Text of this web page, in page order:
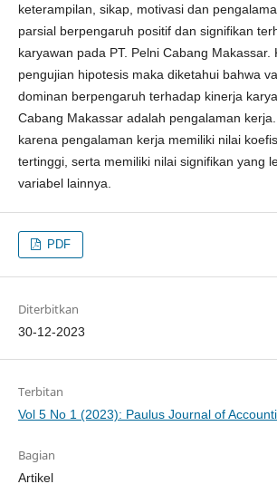
keterampilan, sikap, motivasi dan
parsial berpengaruh positif dan signifikan
karyawan pada PT. Pelni Cabang Makassar.
pengujian hipotesis maka diketahui bahwa
dominan berpengaruh terhadap kinerja
Cabang Makassar adalah pengalaman
karena pengalaman kerja memiliki nilai
tertinggi, serta memiliki nilai signifikan yang
variabel lainnya.
PDF
Diterbitkan
30-12-2023
Terbitan
Vol 5 No 1 (2023): Paulus Journal of
Bagian
Artikel